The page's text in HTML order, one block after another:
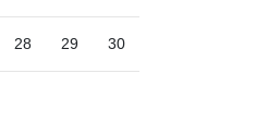
28 29 30